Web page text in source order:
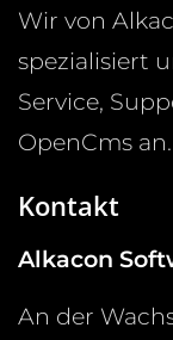
Wir von
spezialisiert
Service,
OpenCms an.
Kontakt
Alkacon
An der